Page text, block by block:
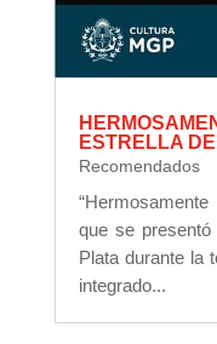
ESTRELLA
Recomendados
que se
Plata durante la
integrado...